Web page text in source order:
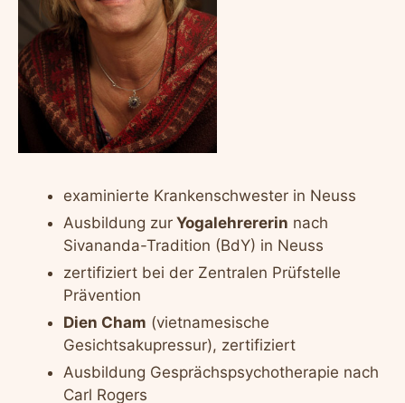
examinierte Krankenschwester in Neuss
Ausbildung zur Yogalehrererin nach
Sivananda-Tradition (BdY) in Neuss
zertifiziert bei der Zentralen Prüfstelle
Prävention
Dien Cham (vietnamesische
Gesichtsakupressur), zertifiziert
Ausbildung Gesprächspsychotherapie nach
Carl Rogers